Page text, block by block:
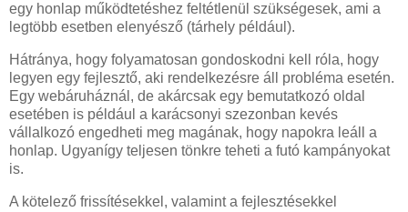
egy honlap működtetéshez feltétlenül szükségesek, ami a
legtöbb esetben elenyésző (tárhely például).
Hátránya, hogy folyamatosan gondoskodni kell róla, hogy
legyen egy fejlesztő, aki rendelkezésre áll probléma esetén.
Egy webáruháznál, de akárcsak egy bemutatkozó oldal
esetében is például a karácsonyi szezonban kevés
vállalkozó engedheti meg magának, hogy napokra leáll a
honlap. Ugyanígy teljesen tönkre teheti a futó kampányokat
is.
A kötelező frissítésekkel, valamint a fejlesztésekkel